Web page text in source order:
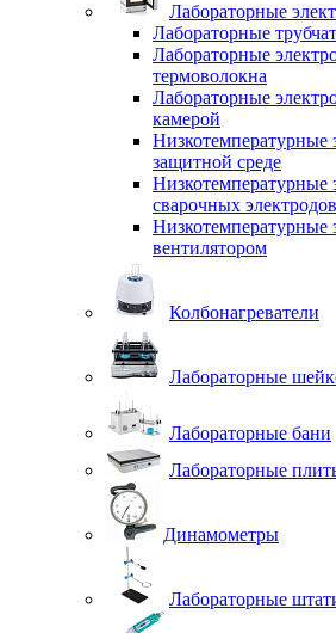
Лабораторные
Лабораторные
Лабораторные
термоволокна
Лабораторные
камерой
Низкотемпературные
защитной среде
Низкотемпературные
cварочных электродов
Низкотемпературные
вентилятором
Колбонагреватели
Лабораторные
Лабораторные бани
Лабораторные
Динамометры
Лабораторные